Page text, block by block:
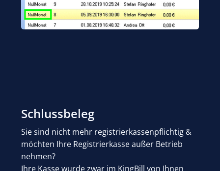
Schlussbeleg
Sie sind nicht mehr registrierkassenpflichtig &
möchten Ihre Registrierkasse außer Betrieb
nehmen?
Ihre Kasse wurde zwar im KingBill von Ihnen